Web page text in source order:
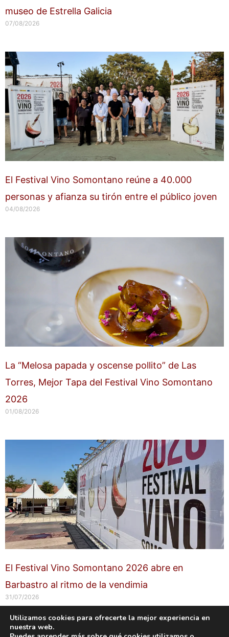
museo de Estrella Galicia
07/08/2026
El Festival Vino Somontano reúne a 40.000
personas y afianza su tirón entre el público joven
04/08/2026
La “Melosa papada y oscense pollito” de Las
Torres, Mejor Tapa del Festival Vino Somontano
2026
01/08/2026
El Festival Vino Somontano 2026 abre en
Barbastro al ritmo de la vendimia
31/07/2026
Copyright © 2026 labuenavidaenzaragoza.com
Utilizamos cookies para ofrecerte la mejor experiencia en
nuestra web.